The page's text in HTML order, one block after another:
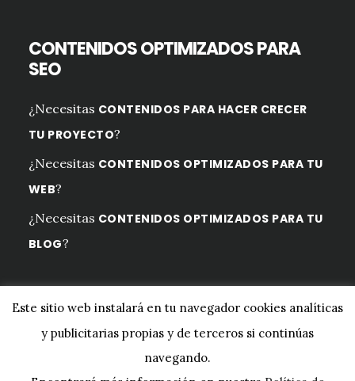
CONTENIDOS OPTIMIZADOS PARA
SEO
¿Necesitas CONTENIDOS PARA HACER CRECER
TU PROYECTO?
¿Necesitas CONTENIDOS OPTIMIZADOS PARA TU
WEB?
¿Necesitas CONTENIDOS OPTIMIZADOS PARA TU
BLOG?
Digital Pro en
WordPress
Iniciar sesión
Este sitio web instalará en tu navegador cookies analíticas
y publicitarias propias y de terceros si continúas
navegando.